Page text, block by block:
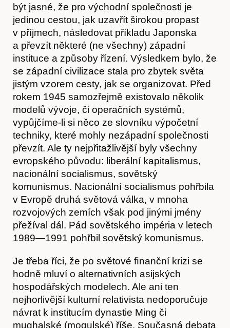
být jasné, že pro východní společnosti je
jedinou cestou, jak uzavřít širokou propast
v příjmech, následovat příkladu Japonska
a převzít některé (ne všechny) západní
instituce a způsoby řízení. Výsledkem bylo, že
se západní civilizace stala pro zbytek světa
jistým vzorem cesty, jak se organizovat. Před
rokem 1945 samozřejmě existovalo několik
modelů vývoje, či operačních systémů,
vypůjčíme-li si něco ze slovníku výpočetní
techniky, které mohly nezápadní společnosti
převzít. Ale ty nejpřitažlivější byly všechny
evropského původu: liberální kapitalismus,
nacionální socialismus, sovětský
komunismus. Nacionální socialismus pohřbila
v Evropě druhá světová válka, v mnoha
rozvojových zemích však pod jinými jmény
přežíval dál. Pád sovětského impéria v letech
1989—1991 pohřbil sovětský komunismus.
Je třeba říci, že po světové ﬁnanční krizi se
hodně mluví o alternativních asijských
hospodářských modelech. Ale ani ten
nejhorlivější kulturní relativista nedoporučuje
návrat k institucím dynastie Ming či
mughalské (mogulské) říše. Současná debata